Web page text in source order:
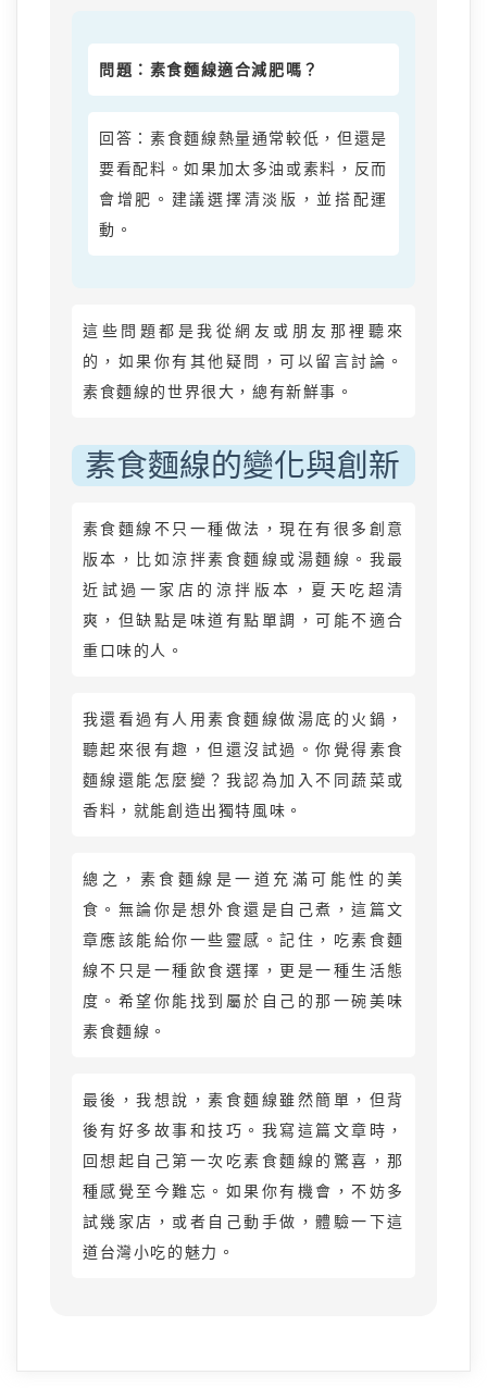
問題：素食麵線適合減肥嗎？
回答：素食麵線熱量通常較低，但還是
要看配料。如果加太多油或素料，反而
會增肥。建議選擇清淡版，並搭配運
動。
這些問題都是我從網友或朋友那裡聽來
的，如果你有其他疑問，可以留言討論。
素食麵線的世界很大，總有新鮮事。
素食麵線的變化與創新
素食麵線不只一種做法，現在有很多創意
版本，比如涼拌素食麵線或湯麵線。我最
近試過一家店的涼拌版本，夏天吃超清
爽，但缺點是味道有點單調，可能不適合
重口味的人。
我還看過有人用素食麵線做湯底的火鍋，
聽起來很有趣，但還沒試過。你覺得素食
麵線還能怎麼變？我認為加入不同蔬菜或
香料，就能創造出獨特風味。
總之，素食麵線是一道充滿可能性的美
食。無論你是想外食還是自己煮，這篇文
章應該能給你一些靈感。記住，吃素食麵
線不只是一種飲食選擇，更是一種生活態
度。希望你能找到屬於自己的那一碗美味
素食麵線。
最後，我想說，素食麵線雖然簡單，但背
後有好多故事和技巧。我寫這篇文章時，
回想起自己第一次吃素食麵線的驚喜，那
種感覺至今難忘。如果你有機會，不妨多
試幾家店，或者自己動手做，體驗一下這
道台灣小吃的魅力。